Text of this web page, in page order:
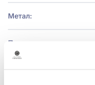
Метал:
Покриття: